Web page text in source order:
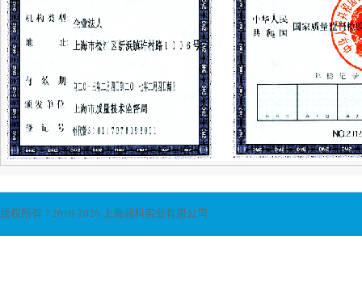
版权所有 ? 2010-2026 上海涵科实业有限公司